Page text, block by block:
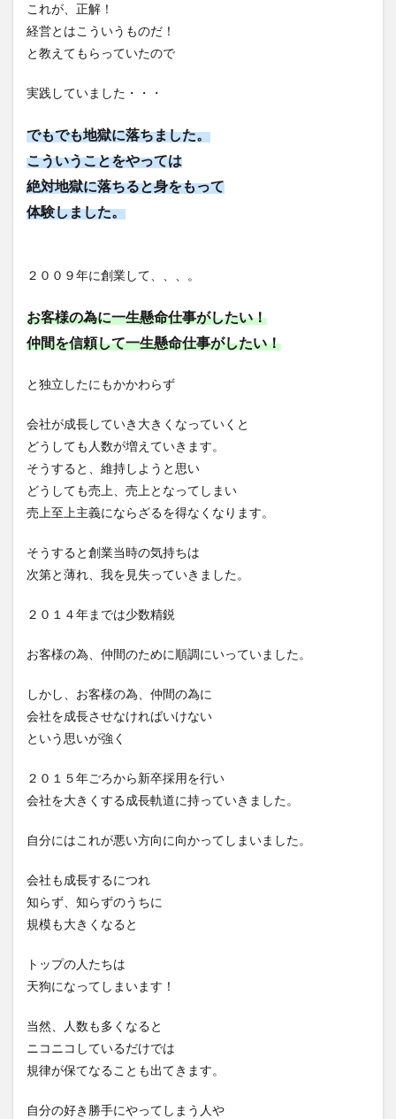
これが、正解！
経営とはこういうものだ！
と教えてもらっていたので
実践していました・・・
でもでも地獄に落ちました。
こういうことをやっては
絶対地獄に落ちると身をもって
体験しました。
２００９年に創業して、、、。
お客様の為に一生懸命仕事がしたい！
仲間を信頼して一生懸命仕事がしたい！
と独立したにもかかわらず
会社が成長していき大きくなっていくと
どうしても人数が増えていきます。
そうすると、維持しようと思い
どうしても売上、売上となってしまい
売上至上主義にならざるを得なくなります。
そうすると創業当時の気持ちは
次第と薄れ、我を見失っていきました。
２０１４年までは少数精鋭
お客様の為、仲間のために順調にいっていました。
しかし、お客様の為、仲間の為に
会社を成長させなければいけない
という思いが強く
２０１５年ごろから新卒採用を行い
会社を大きくする成長軌道に持っていきました。
自分にはこれが悪い方向に向かってしまいました。
会社も成長するにつれ
知らず、知らずのうちに
規模も大きくなると
トップの人たちは
天狗になってしまいます！
当然、人数も多くなると
ニコニコしているだけでは
規律が保てなることも出てきます。
自分の好き勝手にやってしまう人や